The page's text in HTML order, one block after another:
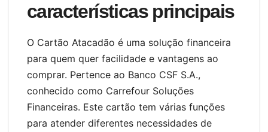
características principais
O Cartão Atacadão é uma solução financeira
para quem quer facilidade e vantagens ao
comprar. Pertence ao Banco CSF S.A.,
conhecido como Carrefour Soluções
Financeiras. Este cartão tem várias funções
para atender diferentes necessidades de